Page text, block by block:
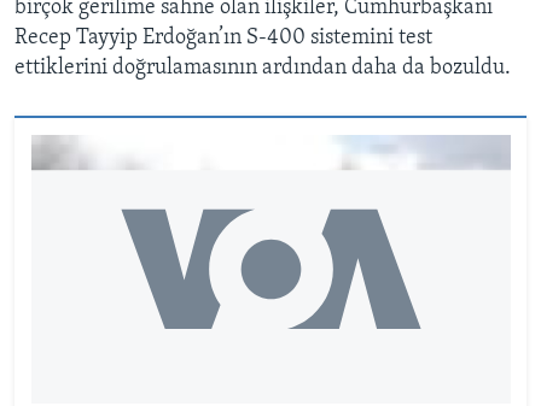
birçok gerilime sahne olan ilişkiler, Cumhurbaşkanı
Recep Tayyip Erdoğan’ın S-400 sistemini test
ettiklerini doğrulamasının ardından daha da bozuldu.